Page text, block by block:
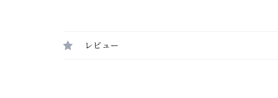
レビュー